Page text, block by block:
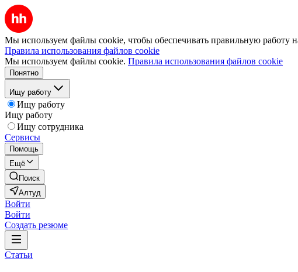
Мы используем файлы cookie, чтобы обеспечивать правильную работу
Правила использования файлов cookie
Мы используем файлы cookie. Правила использования файлов cookie
Понятно
Ищу работу
Ищу работу
Ищу работу
Ищу сотрудника
Сервисы
Помощь
Ещё
Поиск
Алтуд
Войти
Войти
Создать резюме
Статьи